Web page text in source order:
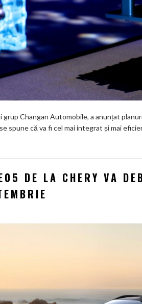
Changan Automobile, a anunțat
spune că va fi cel mai integrat și mai
DE LA CHERY VA